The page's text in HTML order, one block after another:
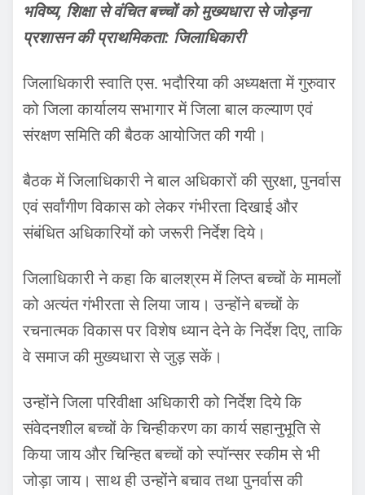
भविष्य, शिक्षा से वंचित बच्चों को मुख्यधारा से जोड़ना
प्रशासन की प्राथमिकता: जिलाधिकारी
जिलाधिकारी स्वाति एस. भदौरिया की अध्यक्षता में गुरुवार
को जिला कार्यालय सभागार में जिला बाल कल्याण एवं
संरक्षण समिति की बैठक आयोजित की गयी।
बैठक में जिलाधिकारी ने बाल अधिकारों की सुरक्षा, पुनर्वास
एवं सर्वांगीण विकास को लेकर गंभीरता दिखाई और
संबंधित अधिकारियों को जरूरी निर्देश दिये।
जिलाधिकारी ने कहा कि बालश्रम में लिप्त बच्चों के मामलों
को अत्यंत गंभीरता से लिया जाय। उन्होंने बच्चों के
रचनात्मक विकास पर विशेष ध्यान देने के निर्देश दिए, ताकि
वे समाज की मुख्यधारा से जुड़ सकें।
उन्होंने जिला परिवीक्षा अधिकारी को निर्देश दिये कि
संवेदनशील बच्चों के चिन्हीकरण का कार्य सहानुभूति से
किया जाय और चिन्हित बच्चों को स्पॉन्सर स्कीम से भी
जोड़ा जाय। साथ ही उन्होंने बचाव तथा पुनर्वास की